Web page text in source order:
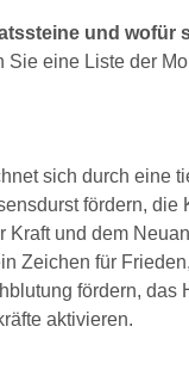
und wofür
Sie eine Liste der
sich durch eine
fördern,
Kraft und dem
Zeichen für
fördern,
aktivieren.